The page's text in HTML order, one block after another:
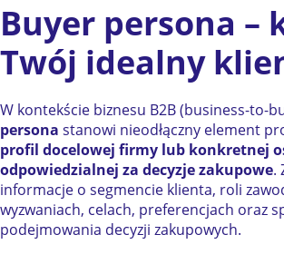
Buyer persona –
Twój idealny
W kontekście biznesu B2B (business-to-
persona stanowi nieodłączny element
profil docelowej firmy lub konkretnej
odpowiedzialnej za decyzje zakupowe.
informacje o segmencie klienta, roli
wyzwaniach, celach, preferencjach oraz
podejmowania decyzji zakupowych.